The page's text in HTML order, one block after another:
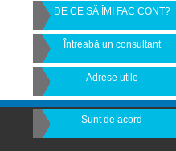
DE CE SĂ ÎMI FAC CONT?
Întreabă un consultant
Adrese utile
Sunt de acord